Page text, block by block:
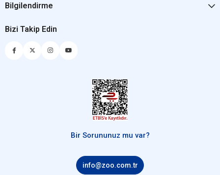
Bilgilendirme
Bizi Takip Edin
Bir Sorununuz mu var?
info@zoo.com.tr